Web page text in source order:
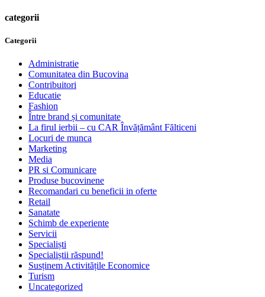
categorii
Categorii
Administratie
Comunitatea din Bucovina
Contribuitori
Educatie
Fashion
Între brand și comunitate
La firul ierbii – cu CAR Învățământ Fălticeni
Locuri de munca
Marketing
Media
PR si Comunicare
Produse bucovinene
Recomandari cu beneficii in oferte
Retail
Sanatate
Schimb de experiente
Servicii
Specialiști
Specialiștii răspund!
Susținem Activitățile Economice
Turism
Uncategorized